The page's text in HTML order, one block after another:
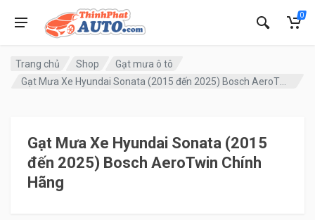
0
Trang chủ Shop
Gạt mưa ô tô
Gạt Mưa Xe Hyundai Sonata (2015
đến 2025) Bosch AeroTwin Chính
Hãng